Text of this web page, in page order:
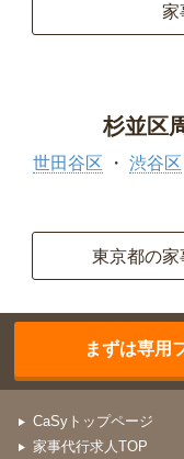
家
杉並区
世田谷区 渋谷区
東京都の家
まずは専用
CaSyトップページ
家事代行求人TOP